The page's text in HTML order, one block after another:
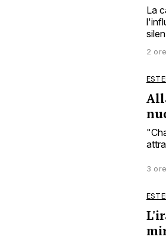
La
2 ore
3 ore